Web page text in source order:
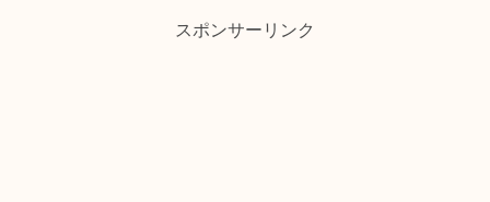
スポンサーリンク